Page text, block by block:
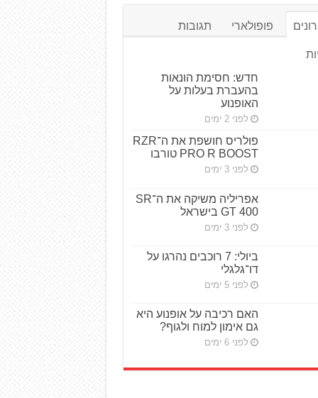
פופולארי תגובות
חדש: חסימת הונאות
בהעברת בעלות על
האופנוע
לפני 2 ימים
פולריס חושפת את ה־RZR
PRO R BOOST טורבו
לפני 3 ימים
אפריליה משיקה את ה־SR
GT 400 בישראל
לפני 3 ימים
ביולי: 7 רוכבים נהרגו על
דו־גלגלי
לפני 5 ימים
האם רכיבה על אופנוע היא
גם אימון למוח ולגוף?
לפני 6 ימים